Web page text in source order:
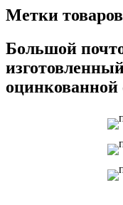
Метки товаров
Большой
оцинкованной